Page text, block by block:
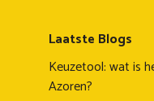
Laatste Blogs
Keuzetool: wat is
Azoren?